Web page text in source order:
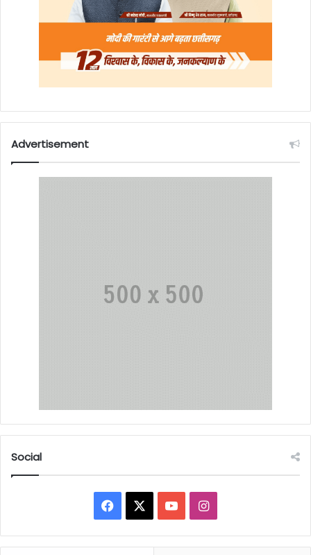
Advertisement
Social
Facebook YouTubeInstagram